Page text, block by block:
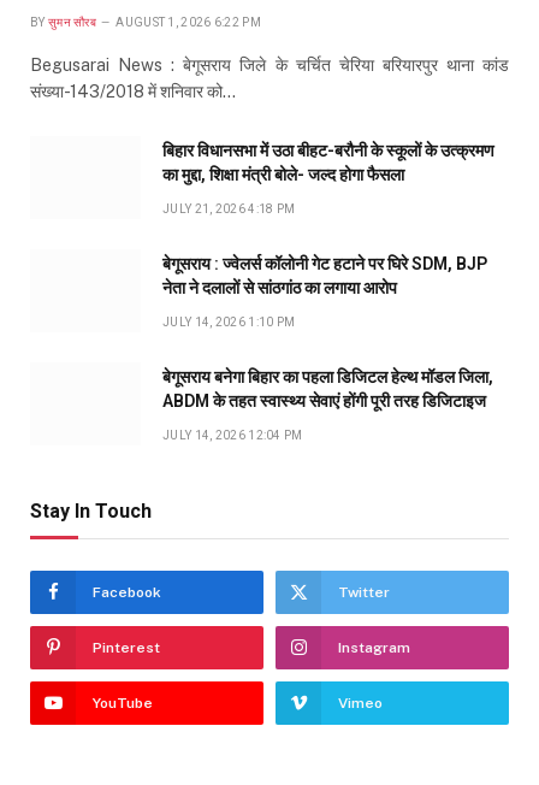
BY सुमन सौरब AUGUST 1, 2026 6:22 PM
Begusarai News : बेगूसराय जिले के चर्चित चेरिया बरियारपुर थाना कांड
संख्या-143/2018 में शनिवार को…
बिहार विधानसभा में उठा बीहट-बरौनी के स्कूलों के उत्क्रमण
का मुद्दा, शिक्षा मंत्री बोले- जल्द होगा फैसला
JULY 21, 2026 4:18 PM
बेगूसराय : ज्वेलर्स कॉलोनी गेट हटाने पर घिरे SDM, BJP
नेता ने दलालों से सांठगांठ का लगाया आरोप
JULY 14, 2026 1:10 PM
बेगूसराय बनेगा बिहार का पहला डिजिटल हेल्थ मॉडल जिला,
ABDM के तहत स्वास्थ्य सेवाएं होंगी पूरी तरह डिजिटाइज
JULY 14, 2026 12:04 PM
Stay In Touch
Facebook Twitter
Pinterest Instagram
YouTube Vimeo